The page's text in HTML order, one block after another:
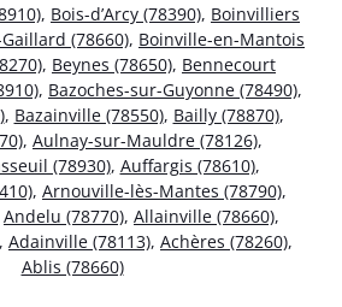
, Bois-d’Arcy (78390), Boinvilliers
(78660), Boinville-en-Mantois
, Beynes (78650), Bennecourt
, Bazoches-sur-Guyonne (78490),
, Bazainville (78550), Bailly (78870),
, Aulnay-sur-Mauldre (78126),
(78930), Auffargis (78610),
, Arnouville-lès-Mantes (78790),
Andelu (78770), Allainville (78660),
, Adainville (78113), Achères (78260),
Ablis (78660)